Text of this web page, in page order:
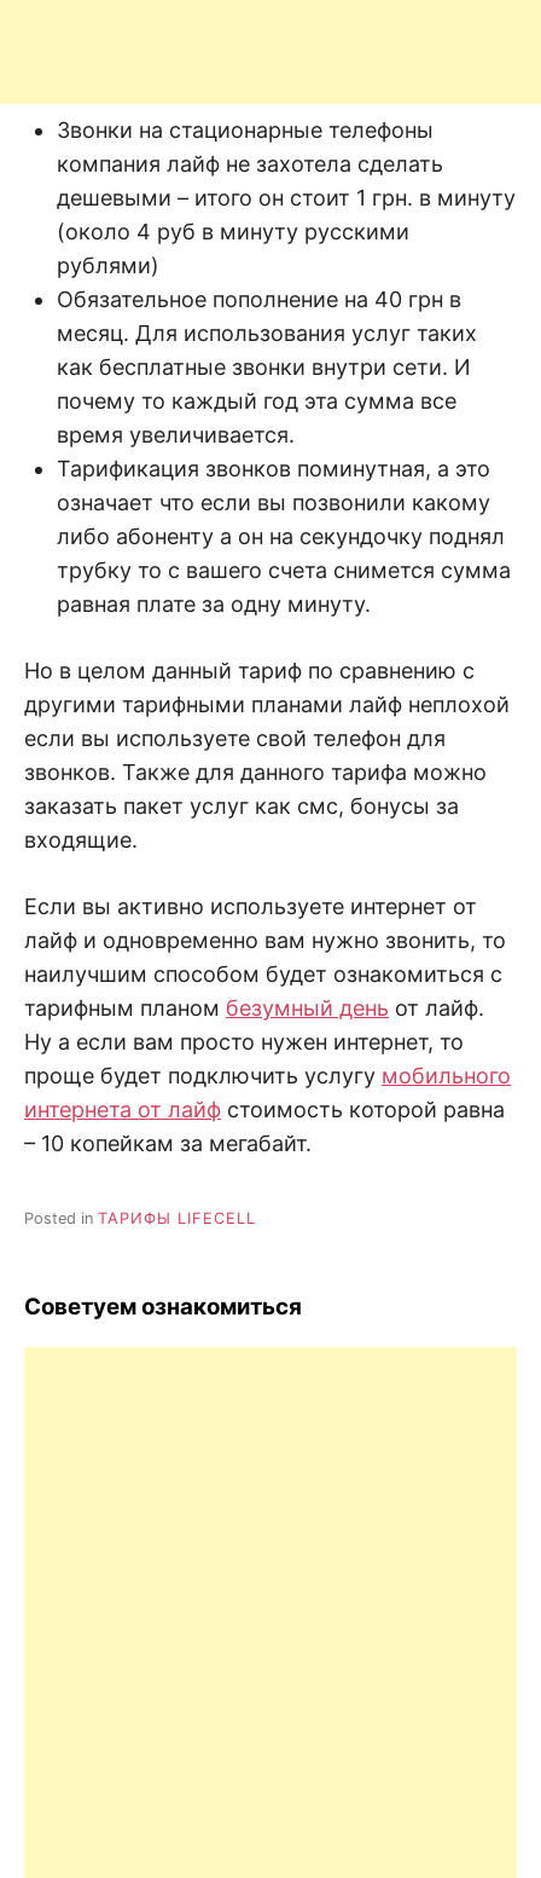
Звонки на стационарные телефоны
компания лайф не захотела сделать
дешевыми – итого он стоит 1 грн. в минуту
(около 4 руб в минуту русскими
рублями)
Обязательное пополнение на 40 грн в
месяц. Для использования услуг таких
как бесплатные звонки внутри сети. И
почему то каждый год эта сумма все
время увеличивается.
Тарификация звонков поминутная, а это
означает что если вы позвонили какому
либо абоненту а он на секундочку поднял
трубку то с вашего счета снимется сумма
равная плате за одну минуту.
Но в целом данный тариф по сравнению с
другими тарифными планами лайф неплохой
если вы используете свой телефон для
звонков. Также для данного тарифа можно
заказать пакет услуг как смс, бонусы за
входящие.
Если вы активно используете интернет от
лайф и одновременно вам нужно звонить, то
наилучшим способом будет ознакомиться с
тарифным планом безумный день от лайф.
Ну а если вам просто нужен интернет, то
проще будет подключить услугу мобильного
интернета от лайф стоимость которой равна
– 10 копейкам за мегабайт.
Posted in ТАРИФЫ LIFECELL
Советуем ознакомиться